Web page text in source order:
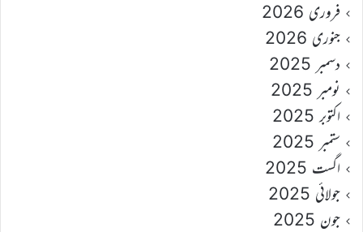
فروری 2026
جنوری 2026
دسمبر 2025
نومبر 2025
اکتوبر 2025
ستمبر 2025
اگست 2025
جولائی 2025
جون 2025